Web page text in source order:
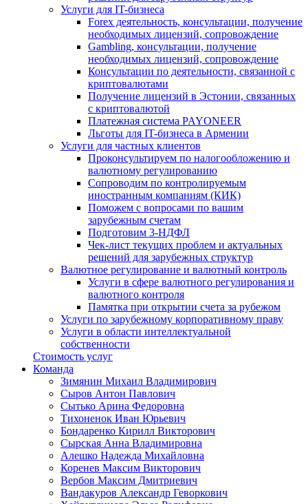
Услуги для IT-бизнеса
Forex деятельность, консультации, получение
необходимых лицензий, сопровождение
Gambling, консультации, получение
необходимых лицензий, сопровождение
Консультации по деятельности, связанной с
криптовалютами
Получение лицензий в Эстонии, связанных
с криптовалютой
Платежная система PAYONEER
Льготы для IT-бизнеса в Армении
Услуги для частных клиентов
Проконсультируем по налогообложению и
валютному регулированию
Сопроводим по контролируемым
иностранным компаниям (КИК)
Поможем с вопросами по вашим
зарубежным счетам
Подготовим 3-НДФЛ
Чек-лист текущих проблем и актуальных
решений для зарубежных структур
Валютное регулирование и валютный контроль
Услуги в сфере валютного регулирования и
валютного контроля
Памятка при открытии счета за рубежом
Услуги по зарубежному корпоративному праву
Услуги в области интеллектуальной
собственности
Стоимость услуг
Команда
Зимянин Михаил Владимирович
Сыров Антон Павлович
Сытько Арина Федоровна
Тихоненок Иван Юрьевич
Бондаренко Кирилл Викторович
Сырская Анна Владимировна
Алешко Надежда Михайловна
Коренев Максим Викторович
Вербов Максим Дмитриевич
Вандакуров Александр Геворкович